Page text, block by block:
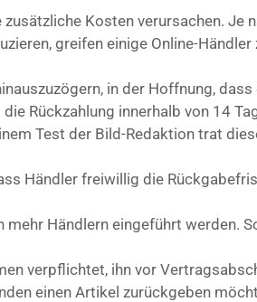
Kosten verursachen. Je
greifen einige Online-
in der Hoffnung,
Rückzahlung innerhalb von 14
Test der Bild-Redaktion trat
Händler freiwillig die
Händlern eingeführt werden.
verpflichtet, ihn vor
einen Artikel zurückgeben